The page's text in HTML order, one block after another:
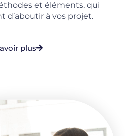
et éléments, qui
d’aboutir à vos projet.
plus